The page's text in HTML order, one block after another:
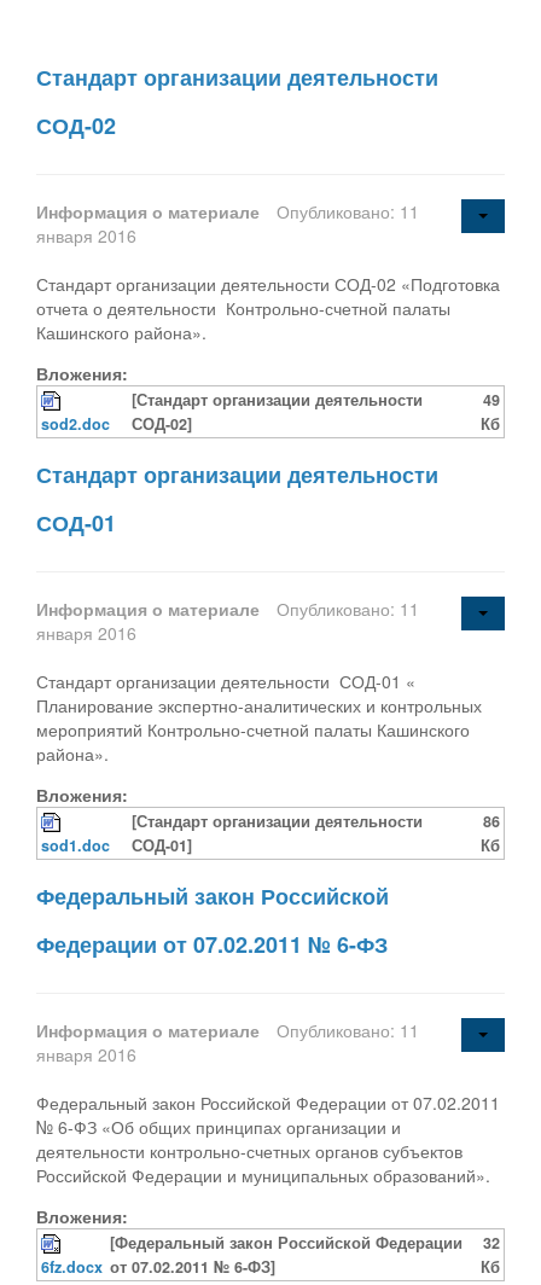
Стандарт организации деятельности
СОД-02
Информация о материале
Опубликовано: 11
января 2016
Стандарт организации деятельности СОД-02 «Подготовка
отчета о деятельности Контрольно-счетной палаты
Кашинского района».
Вложения:
sod2.doc
[Стандарт организации деятельности
СОД-02]
49
Кб
Стандарт организации деятельности
СОД-01
Информация о материале
Опубликовано: 11
января 2016
Стандарт организации деятельности СОД-01 «
Планирование экспертно-аналитических и контрольных
мероприятий Контрольно-счетной палаты Кашинского
района».
Вложения:
sod1.doc
[Стандарт организации деятельности
СОД-01]
86
Кб
Федеральный закон Российской
Федерации от 07.02.2011 № 6-ФЗ
Информация о материале
Опубликовано: 11
января 2016
Федеральный закон Российской Федерации от 07.02.2011
№ 6-ФЗ «Об общих принципах организации и
деятельности контрольно-счетных органов субъектов
Российской Федерации и муниципальных образований».
Вложения:
6fz.docx
[Федеральный закон Российской Федерации
от 07.02.2011 № 6-ФЗ]
32
Кб